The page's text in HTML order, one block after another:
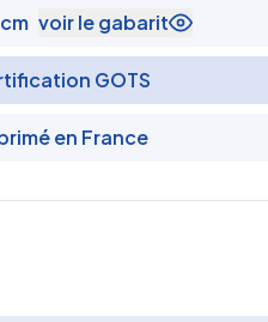
voir le gabarit
GOTS
en France